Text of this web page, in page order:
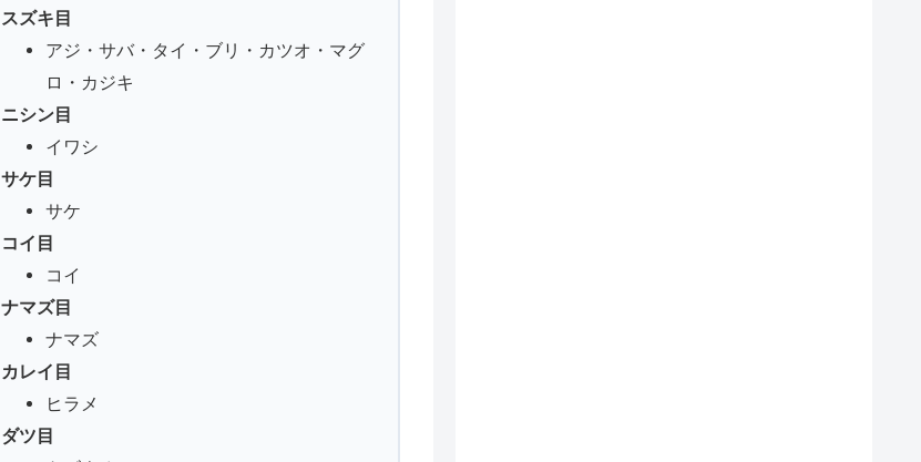
スズキ目
アジ・サバ・タイ・ブリ・カツオ・マグ
ロ・カジキ
ニシン目
イワシ
サケ目
サケ
コイ目
コイ
ナマズ目
ナマズ
カレイ目
ヒラメ
ダツ目